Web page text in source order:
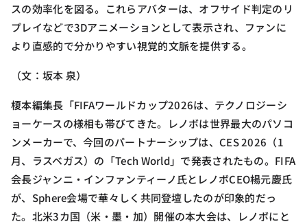
スの効率化を図る。これらアバターは、オフサイド判定のリ
プレイなどで3Dアニメーションとして表示され、ファンに
より直感的で分かりやすい視覚的文脈を提供する。
（文：坂本 泉）
榎本編集長「FIFAワールドカップ2026は、テクノロジーシ
ョーケースの様相も帯びてきた。レノボは世界最大のパソコ
ンメーカーで、今回のパートナーシップは、CES 2026（1
月、ラスベガス）の「Tech World」で発表されたもの。FIFA
会長ジャンニ・インファンティーノ氏とレノボCEO楊元慶氏
が、Sphere会場で華々しく共同登壇したのが印象的だっ
た。北米3カ国（米・墨・加）開催の本大会は、レノボにと